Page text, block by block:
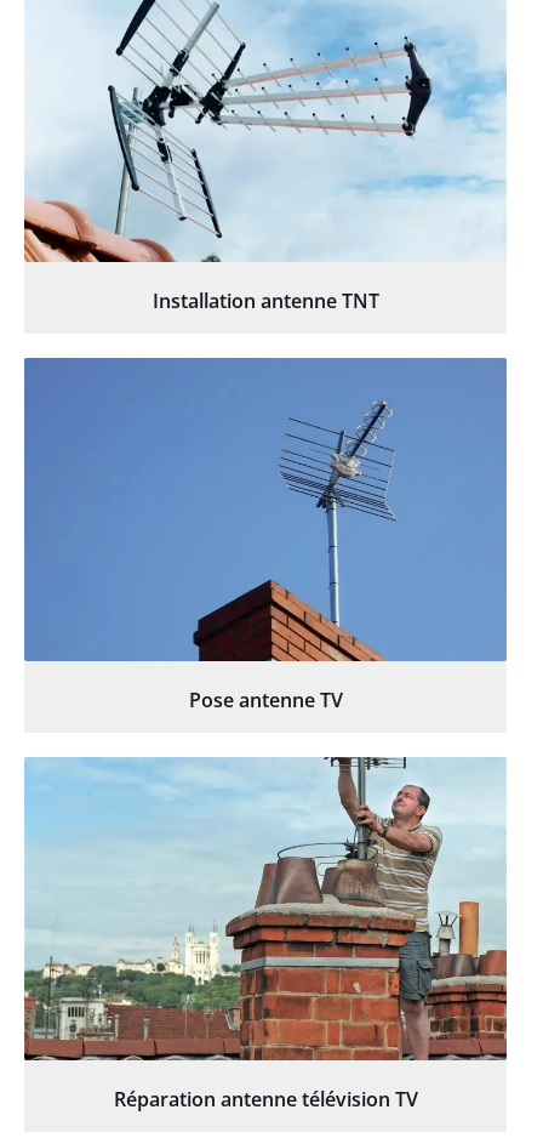
Installation antenne TNT
Pose antenne TV
Réparation antenne télévision TV